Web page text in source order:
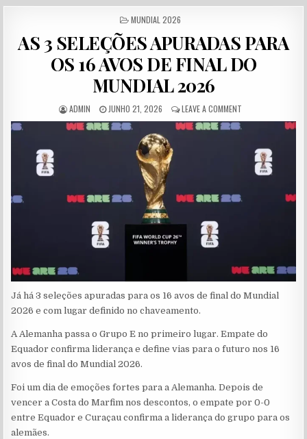
POSTED IN
MUNDIAL 2026
AS 3 SELEÇÕES APURADAS PARA
OS 16 AVOS DE FINAL DO
MUNDIAL 2026
AUTHOR:
ADMIN PUBLISHED DATE:
JUNHO 21, 2026 LEAVE A COMMENTON AS 3
Já há 3 seleções apuradas para os 16 avos de final do Mundial
2026 e com lugar definido no chaveamento.
A Alemanha passa o Grupo E no primeiro lugar. Empate do
Equador confirma liderança e define vias para o futuro nos 16
avos de final do Mundial 2026.
Foi um dia de emoções fortes para a Alemanha. Depois de
vencer a Costa do Marfim nos descontos, o empate por 0-0
entre Equador e Curaçau confirma a liderança do grupo para os
alemães.